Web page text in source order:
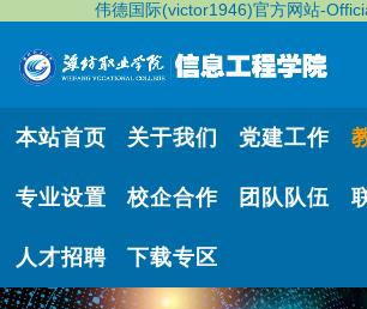
伟德国际(victor1946)官方网站-
本站首页 关于我们 党建工作
专业设置 校企合作 团队队伍
人才招聘 下载专区